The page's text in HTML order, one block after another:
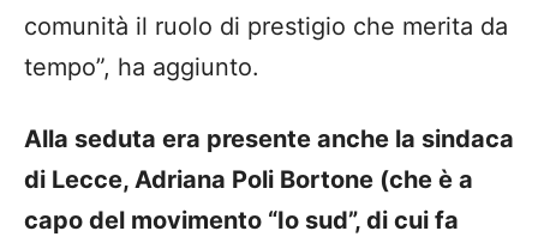
comunità il ruolo di prestigio che merita da
tempo”, ha aggiunto.
Alla seduta era presente anche la sindaca
di Lecce, Adriana Poli Bortone (che è a
capo del movimento “Io sud”, di cui fa